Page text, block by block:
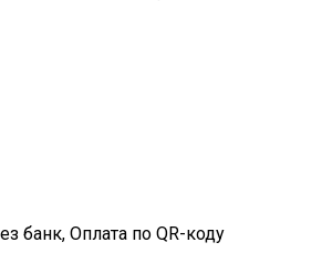
банк, Оплата по QR-коду